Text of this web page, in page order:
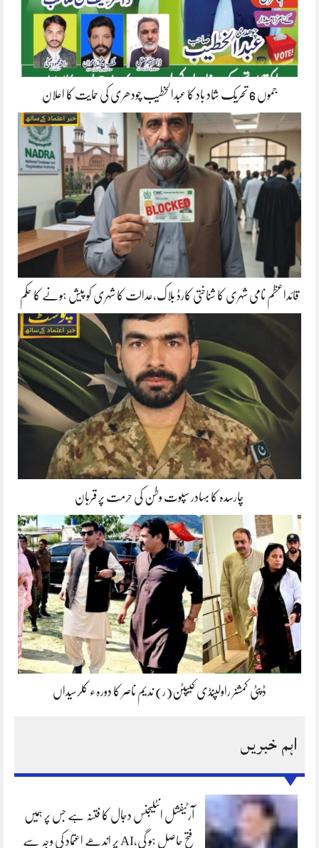
جموں 6 تحریک شاد باد کا عبدالخطیب چودھری کی حمایت کا اعلان
قائداعظم نامی شہری کا شناختی کارڈ بلاک،عدالت کا شہری کو پیش ہونے کا حکم
چارسدہ کا بہادر سپوت وطن کی حرمت پر قربان
ڈپٹی کمشنر راولپنڈی کیپٹن(ر) ندیم ناصر کا دورہء کلرسیداں
اہم خبریں
آرٹیفشل انٹلیجنس دجال کا فتنہ ہے جس پر ہمیں
فتح حاصل ہو گی،AI پر اندھے اعتماد کی وجہ سے